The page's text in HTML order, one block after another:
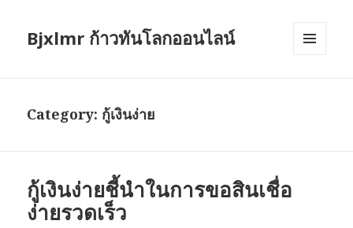
Bjxlmr ก้าวทันโลกออนไลน์
Category: กู้เงินง่าย
กู้เงินง่ายชี้นำในการขอสินเชื่อ
ง่ายรวดเร็ว